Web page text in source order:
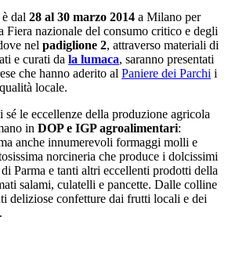
dal 28 al 30 marzo 2014 a Milano per
Fiera nazionale del consumo critico e degli
nel padiglione 2, attraverso materiali di
e curati da la lumaca, saranno presentati
che hanno aderito al Paniere dei Parchi i
locale.
sé le eccellenze della produzione agricola
in DOP e IGP agroalimentari:
anche innumerevoli formaggi molli e
norcineria che produce i dolcissimi
Parma e tanti altri eccellenti prodotti della
salami, culatelli e pancette. Dalle colline
deliziose confetture dai frutti locali e dei